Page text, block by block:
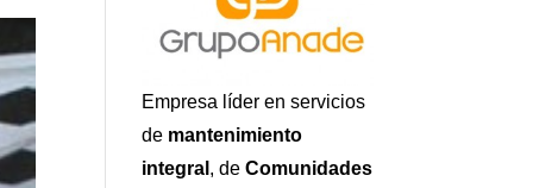
Empresa líder en servicios
de mantenimiento
integral , deComunidades